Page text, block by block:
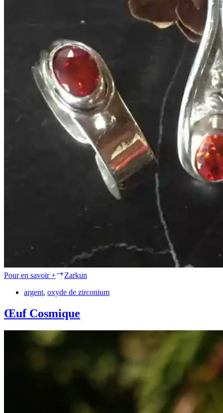
Pour en savoir +
Zarkun
argent, oxyde de zirconium
Œuf Cosmique